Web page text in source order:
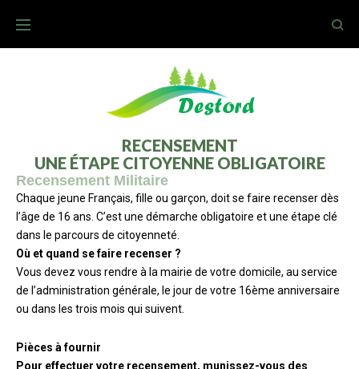
RECENSEMENT
UNE ÉTAPE CITOYENNE OBLIGATOIRE
Recensement Militaire
Chaque jeune Français, fille ou garçon, doit se faire recenser dès
l’âge de 16 ans. C’est une démarche obligatoire et une étape clé
dans le parcours de citoyenneté.
Où et quand se faire recenser ?
Vous devez vous rendre à la mairie de votre domicile, au service
de l’administration générale, le jour de votre 16ème anniversaire
ou dans les trois mois qui suivent.
Pièces à fournir
Pour effectuer votre recensement, munissez-vous des